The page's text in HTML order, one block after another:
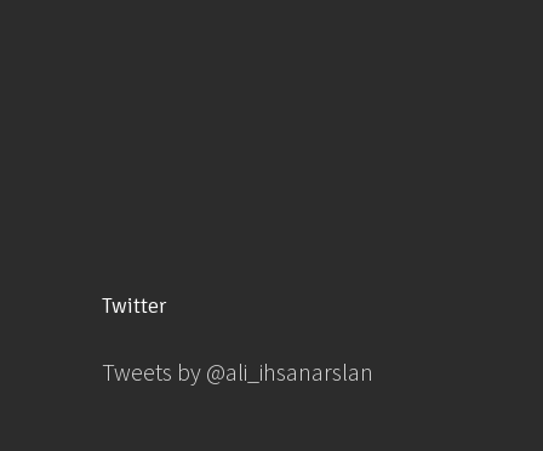
Twitter
Tweets by @ali_ihsanarslan